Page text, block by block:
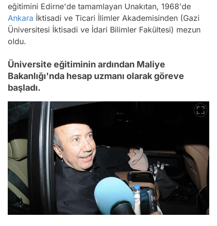
eğitimini Edirne'de tamamlayan Unakıtan, 1968'de
Ankara İktisadi ve Ticari İlimler Akademisinden (Gazi
Üniversitesi İktisadi ve İdari Bilimler Fakültesi) mezun
oldu.
Üniversite eğitiminin ardından Maliye
Bakanlığı'nda hesap uzmanı olarak göreve
başladı.